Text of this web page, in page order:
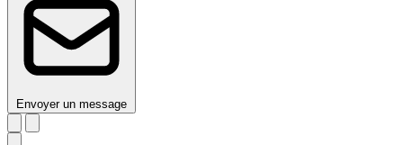
Envoyer un message